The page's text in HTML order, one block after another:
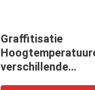
Graffitisatie
verschillende